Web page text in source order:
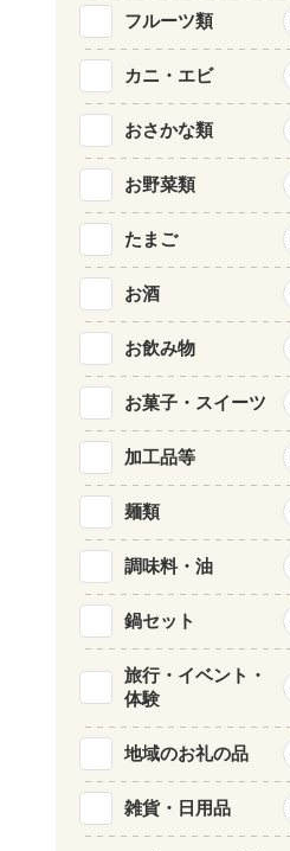
フルーツ類
カニ・エビ
おさかな類
お野菜類
たまご
お酒
お飲み物
お菓子・スイーツ
加工品等
麺類
調味料・油
鍋セット
旅行・イベント・
体験
地域のお礼の品
雑貨・日用品